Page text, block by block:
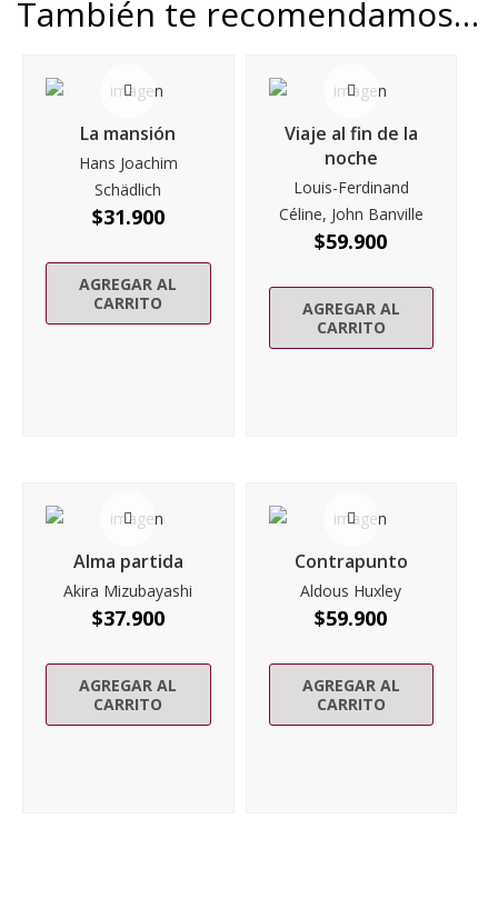
También te recomendamos…
La mansión
Hans Joachim
Schädlich
$31.900
AGREGAR AL
CARRITO
Viaje al fin de la
noche
Louis-Ferdinand
Céline, John Banville
$59.900
AGREGAR AL
CARRITO
Alma partida
Akira Mizubayashi
$37.900
AGREGAR AL
CARRITO
Contrapunto
Aldous Huxley
$59.900
AGREGAR AL
CARRITO